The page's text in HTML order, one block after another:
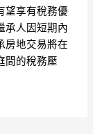
望享有稅務優
承人因短期內
房地交易將在
間的稅務壓